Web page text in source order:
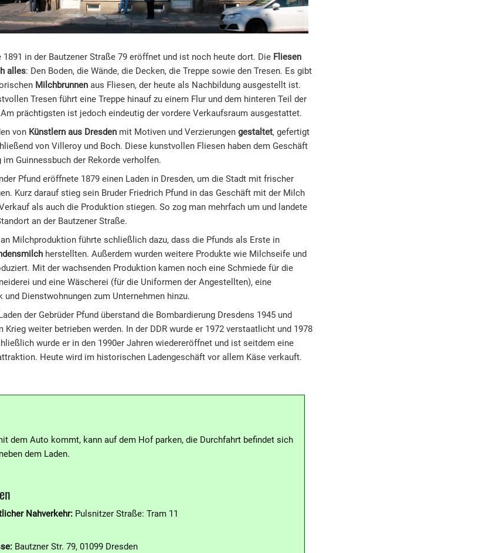
1891 in der Bautzener Straße 79 eröffnet und ist noch heute dort. Die Fliesen
alles: Den Boden, die Wände, die Decken, die Treppe sowie den Tresen. Es gibt
Milchbrunnen aus Fliesen, der heute als Nachbildung ausgestellt ist.
Tresen führt eine Treppe hinauf zu einem Flur und dem hinteren Teil der
prächtigsten ist jedoch eindeutig der vordere Verkaufsraum ausgestattet.
von Künstlern aus Dresden mit Motiven und Verzierungen gestaltet, gefertigt
von Villeroy und Boch. Diese kunstvollen Fliesen haben dem Geschäft
im Guinnessbuch der Rekorde verholfen.
Pfund eröffnete 1879 einen Laden in Dresden, um die Stadt mit frischer
Kurz darauf stieg sein Bruder Friedrich Pfund in das Geschäft mit der Milch
als auch die Produktion stiegen. So zog man mehrfach um und landete
an der Bautzener Straße.
Milchproduktion führte schließlich dazu, dass die Pfunds als Erste in
herstellten. Außerdem wurden weitere Produkte wie Milchseife und
Mit der wachsenden Produktion kamen noch eine Schmiede für die
und eine Wäscherei (für die Uniformen der Angestellten), eine
und Dienstwohnungen zum Unternehmen hinzu.
der Gebrüder Pfund überstand die Bombardierung Dresdens 1945 und
Krieg weiter betrieben werden. In der DDR wurde er 1972 verstaatlicht und 1978
wurde er in den 1990er Jahren wiedereröffnet und ist seitdem eine
Heute wird im historischen Ladengeschäft vor allem Käse verkauft.
dem Auto kommt, kann auf dem Hof parken, die Durchfahrt befindet sich
dem Laden.
Nahverkehr:Pulsnitzer Straße: Tram 11
Bautzner Str. 79, 01099 Dresden